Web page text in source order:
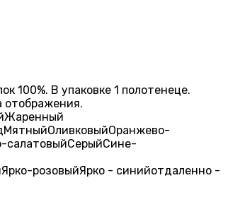
100%. В упаковке 1 полотенеце.
отображения.
Жаренный
МятныйОливковыйОранжево-
салатовыйСерыйСине-
Ярко-розовыйЯрко - синийотдаленно -